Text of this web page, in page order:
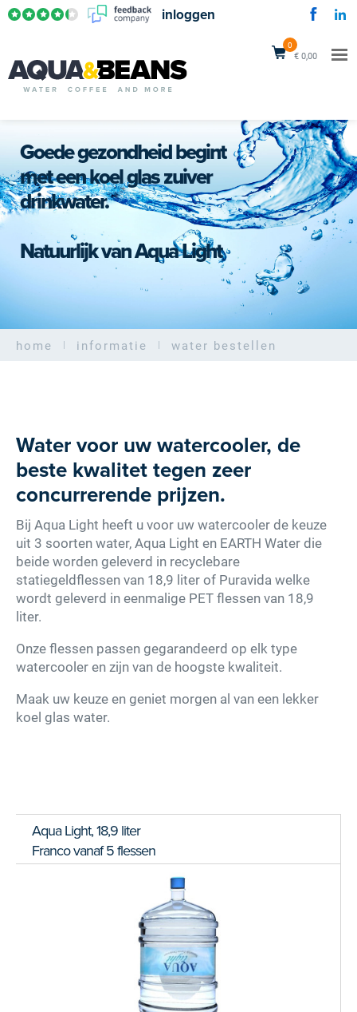
0
€ 0,00
inloggen
Goede gezondheid begint
met een koel glas zuiver
drinkwater.
Natuurlijk van Aqua Light
home informatie water bestellen
Water voor uw watercooler, de
beste kwalitet tegen zeer
concurrerende prijzen.
Bij Aqua Light heeft u voor uw watercooler de keuze
uit 3 soorten water, Aqua Light en EARTH Water die
beide worden geleverd in recyclebare
statiegeldflessen van 18,9 liter of Puravida welke
wordt geleverd in eenmalige PET flessen van 18,9
liter.
Onze flessen passen gegarandeerd op elk type
watercooler en zijn van de hoogste kwaliteit.
Maak uw keuze en geniet morgen al van een lekker
koel glas water.
Aqua Light, 18,9 liter
Franco vanaf 5 flessen